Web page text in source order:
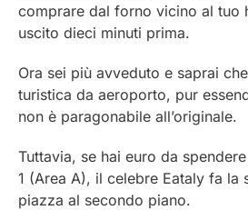
comprare dal forno vicino al tuo
uscito dieci minuti prima.
Ora sei più avveduto e saprai
turistica da aeroporto, pur
non è paragonabile all’originale.
Tuttavia, se hai euro da
1 (Area A), il celebre Eataly fa la
piazza al secondo piano.